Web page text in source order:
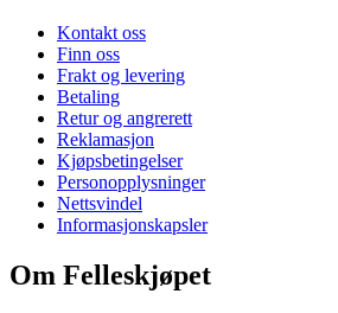
Kontakt oss
Finn oss
Frakt og levering
Betaling
Retur og angrerett
Reklamasjon
Kjøpsbetingelser
Personopplysninger
Nettsvindel
Informasjonskapsler
Om Felleskjøpet